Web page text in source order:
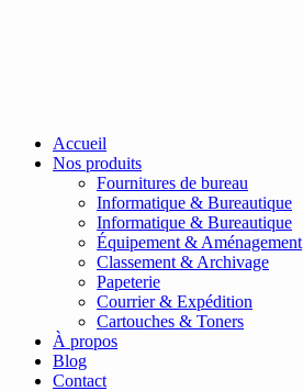
Accueil
Nos produits
Fournitures de bureau
Informatique & Bureautique
Informatique & Bureautique
Équipement & Aménagement
Classement & Archivage
Papeterie
Courrier & Expédition
Cartouches & Toners
À propos
Blog
Contact